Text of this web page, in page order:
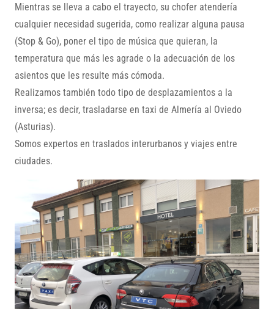
Mientras se lleva a cabo el trayecto, su chofer atendería
cualquier necesidad sugerida, como realizar alguna pausa
(Stop & Go), poner el tipo de música que quieran, la
temperatura que más les agrade o la adecuación de los
asientos que les resulte más cómoda.
Realizamos también todo tipo de desplazamientos a la
inversa; es decir, trasladarse en taxi de Almería al Oviedo
(Asturias).
Somos expertos en traslados interurbanos y viajes entre
ciudades.